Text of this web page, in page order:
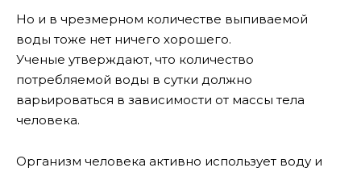
Но и в чрезмерном количестве выпиваемой
воды тоже нет ничего хорошего.
Ученые утверждают, что количество
потребляемой воды в сутки должно
варьироваться в зависимости от массы тела
человека.
Организм человека активно использует воду и